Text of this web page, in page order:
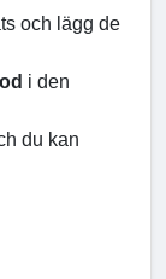
och lägg de
i den
du kan